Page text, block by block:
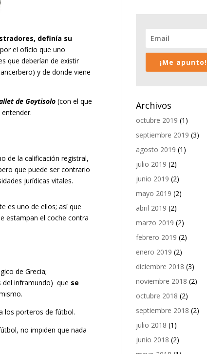
definía su
el oficio que uno
que deberían de existir
y de donde viene
de Goytisolo (con el que
de la calificación registral,
que puede ser contrario
jurídicas vitales.
es uno de ellos; así que
estampan el coche contra
de Grecia;
del inframundo) que se
los porteros de fútbol.
no impiden que nada
¡Me apunto!
Archivos
octubre 2019 (1)
septiembre 2019 (3)
agosto 2019 (1)
julio 2019 (2)
junio 2019 (2)
mayo 2019 (2)
abril 2019 (2)
marzo 2019 (2)
febrero 2019 (2)
enero 2019 (2)
diciembre 2018 (3)
noviembre 2018 (2)
octubre 2018 (2)
septiembre 2018 (2)
julio 2018 (1)
junio 2018 (2)